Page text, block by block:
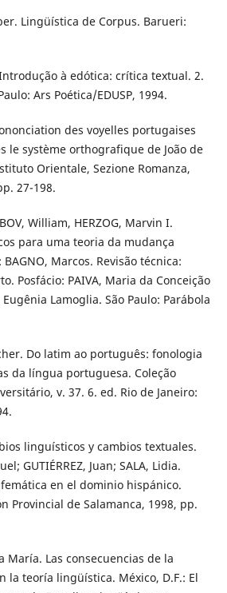
Lingüística de Corpus. Barueri:
à edótica: crítica textual. 2.
Ars Poética/EDUSP, 1994.
des voyelles portugaises
le système orthografique de João de
Orientale, Sezione Romanza,
27-198.
William, HERZOG, Marvin I.
para uma teoria da mudança
Marcos. Revisão técnica:
Posfácio: PAIVA, Maria da Conceição
Lamoglia. São Paulo: Parábola
Do latim ao português: fonologia
da língua portuguesa. Coleção
v. 37. 6. ed. Rio de Janeiro:
linguísticos y cambios textuales.
GUTIÉRREZ, Juan; SALA, Lidia.
en el dominio hispánico.
Provincial de Salamanca, 1998, pp.
María. Las consecuencias de la
la teoría lingüística. México, D.F.: El